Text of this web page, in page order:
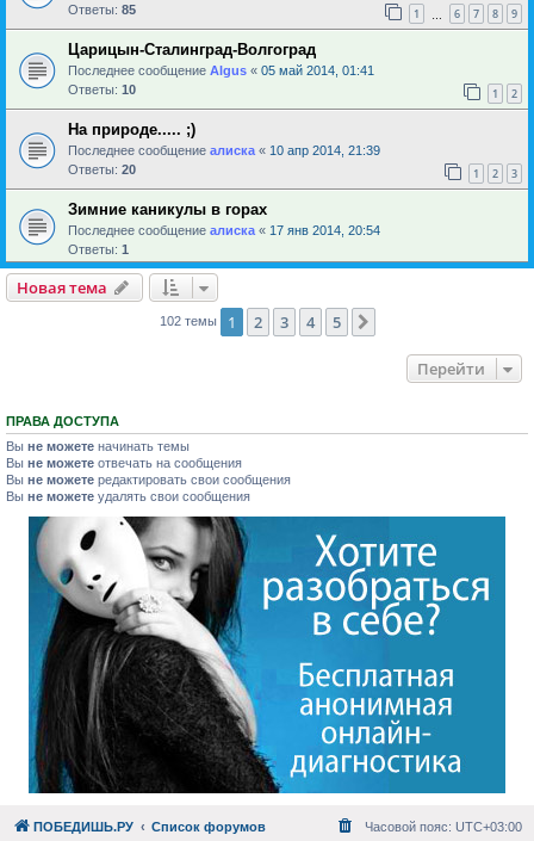
Ответы: 85 1 6 7 8 9
Царицын-Сталинград-Волгоград
Последнее сообщение Algus « 05 май 2014, 01:41
Ответы: 10 1 2
На природе..... ;)
Последнее сообщение алиска « 10 апр 2014, 21:39
Ответы: 20 1 2 3
Зимние каникулы в горах
Последнее сообщение алиска « 17 янв 2014, 20:54
Ответы: 1
Новая тема
102 темы 1 2 3 4 5
Перейти
ПРАВА ДОСТУПА
Вы не можете начинать темы
Вы не можете отвечать на сообщения
Вы не можете редактировать свои сообщения
Вы не можете удалять свои сообщения
ПОБЕДИШЬ.РУ Список форумов Часовой пояс: UTC+03:00